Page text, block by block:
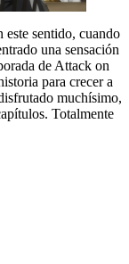
este sentido, cuando
una sensación
de Attack on
para crecer a
muchísimo,
Totalmente